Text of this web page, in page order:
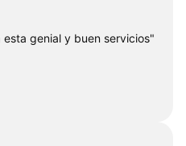
genial y buen servicios"